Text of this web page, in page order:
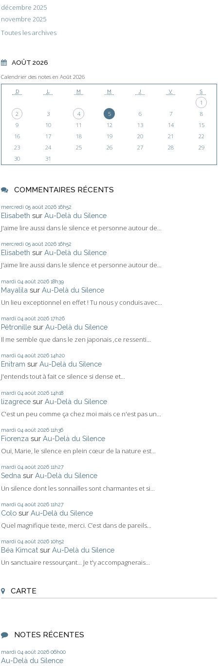
décembre 2025
novembre 2025
Toutes les archives
AOÛT 2026
Calendrier des notes en Août 2026
D L M M J V S
1
2
3 4 5 6 7
8
9
10 11 12 13 14
15
16
17 18 19 20 21
22
23
24 25 26 27 28
29
30
31
COMMENTAIRES RÉCENTS
mercredi 05 août 2026 16h52
Elisabeth sur Au-Delà du Silence
J'aime lire aussi dans le silence et personne autour de...
mercredi 05 août 2026 16h52
Elisabeth sur Au-Delà du Silence
J'aime lire aussi dans le silence et personne autour de...
mardi 04 août 2026 18h39
Mayalila sur Au-Delà du Silence
Un lieu exceptionnel en effet ! Tu nous y conduis avec...
mardi 04 août 2026 17h26
Pétronille sur Au-Delà du Silence
Il me semble que dans le zen japonais ,ce ressenti...
mardi 04 août 2026 14h20
Enitram sur Au-Delà du Silence
J'entends tout à fait ce silence si dense et...
mardi 04 août 2026 14h18
lizagrece sur Au-Delà du Silence
C'est un peu comme ça chez moi mais ce n'est pas un...
mardi 04 août 2026 11h36
Fiorenza sur Au-Delà du Silence
Oui, Marie, le silence en plein cœur de la nature est...
mardi 04 août 2026 11h27
Sedna sur Au-Delà du Silence
Un silence dont les sonnailles sont charmantes et si...
mardi 04 août 2026 11h27
Colo sur Au-Delà du Silence
Quel magnifique texte, merci. C’est dans de pareils...
mardi 04 août 2026 10h52
Béa Kimcat sur Au-Delà du Silence
Un sanctuaire ressourçant... Je t'y accompagnerais...
CARTE
NOTES RÉCENTES
mardi 04 août 2026 06h00
Au-Delà du Silence